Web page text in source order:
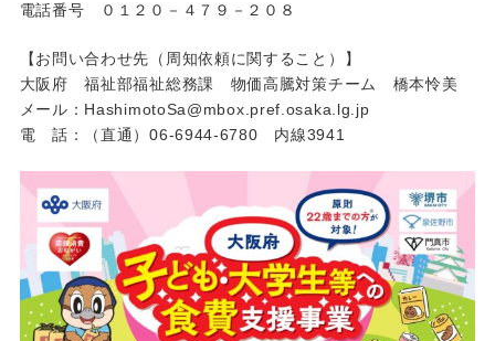
電話番号 ０１２０－４７９－２０８
【お問い合わせ先（周知依頼に関すること）】
大阪府 福祉部福祉総務課 物価高騰対策チーム 橋本怜美
メール：HashimotoSa@mbox.pref.osaka.lg.jp
電 話：（直通）06-6944-6780 内線3941